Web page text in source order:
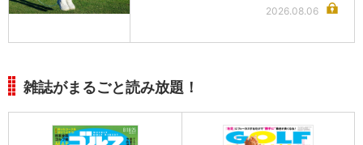
2026.08.06
雑誌がまるごと読み放題！